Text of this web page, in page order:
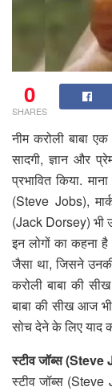
0
SHARES
नीम करोली बाबा
सादगी, ज्ञान और
प्रभावित किया.
(Steve Jobs),
(Jack Dorsey) भी
इन लोगों का कहना
जैसा था, जिसने
करोली बाबा की
बाबा की सीख आज
सोच देने के लिए याद
स्टीव जॉब्स
स्टीव जॉब्स